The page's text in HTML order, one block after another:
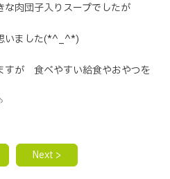
肉団子入りスープでしたが
いました(*^_^*)
すが 食べやすい給食やおやつを
Next >